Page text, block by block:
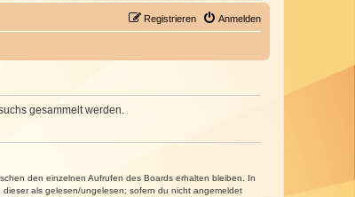
Anmelden
Registrieren
gesammelt werden.
den einzelnen Aufrufen des Boards erhalten bleiben. In
als gelesen/ungelesen; sofern du nicht angemeldet